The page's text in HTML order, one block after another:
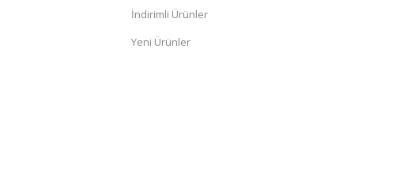
İndirimli Ürünler
Yeni Ürünler